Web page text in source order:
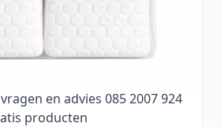
Aantal
besteld, zelfde dag verzonden
en advies 085 2007 924
producten